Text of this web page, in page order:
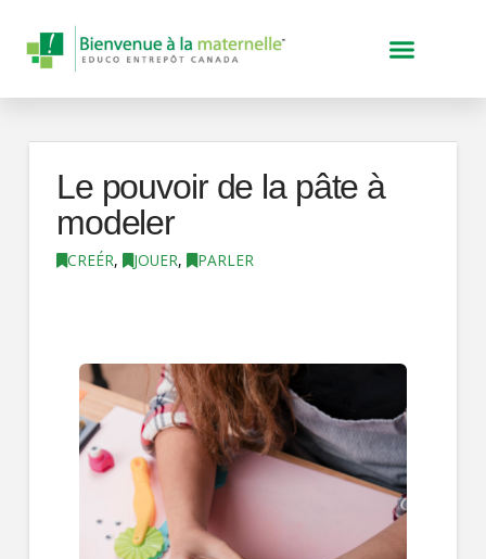
Le pouvoir de la pâte à
modeler
CREÉR, JOUER, PARLER